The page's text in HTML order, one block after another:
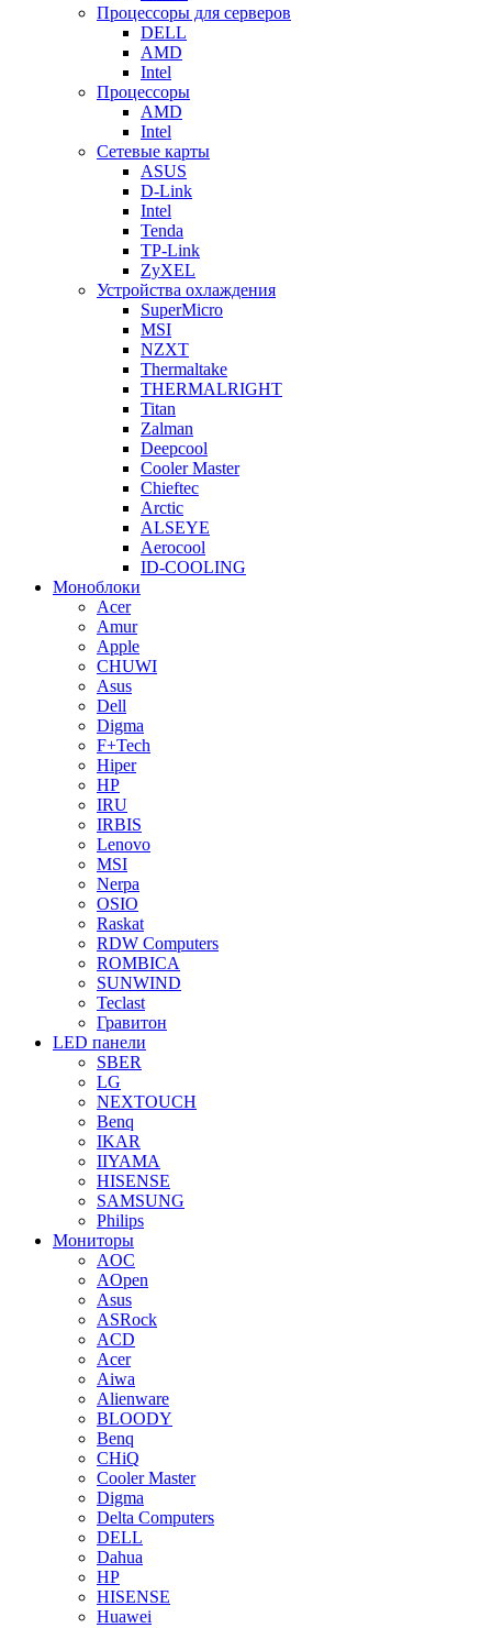
Процессоры для серверов
DELL
AMD
Intel
Процессоры
AMD
Intel
Сетевые карты
ASUS
D-Link
Intel
Tenda
TP-Link
ZyXEL
Устройства охлаждения
SuperMicro
MSI
NZXT
Thermaltake
THERMALRIGHT
Titan
Zalman
Deepcool
Cooler Master
Chieftec
Arctic
ALSEYE
Aerocool
ID-COOLING
Моноблоки
Acer
Amur
Apple
CHUWI
Asus
Dell
Digma
F+Tech
Hiper
HP
IRU
IRBIS
Lenovo
MSI
Nerpa
OSIO
Raskat
RDW Computers
ROMBICA
SUNWIND
Teclast
Гравитон
LED панели
SBER
LG
NEXTOUCH
Benq
IKAR
IIYAMA
HISENSE
SAMSUNG
Philips
Мониторы
AOC
AOpen
Asus
ASRock
ACD
Acer
Aiwa
Alienware
BLOODY
Benq
CHiQ
Cooler Master
Digma
Delta Computers
DELL
Dahua
HP
HISENSE
Huawei